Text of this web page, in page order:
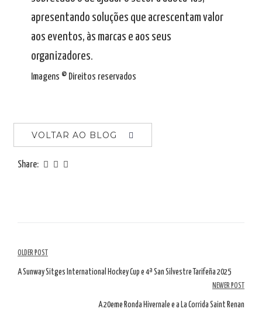
apresentando soluções que acrescentam valor
aos eventos, às marcas e aos seus
organizadores.
Imagens © Direitos reservados
VOLTAR AO BLOG
Share:
Navegação
de
OLDER POST
A Sunway Sitges International Hockey Cup e 4ª San Silvestre Tarifeña 2025
NEWER POST
A 20eme Ronda Hivernale e a La Corrida Saint Renan